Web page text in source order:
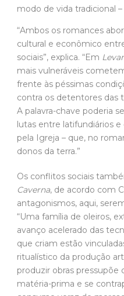
frente às péssimas
A palavra-chave poderia
lutas entre latifundiários e
pela Igreja – que, no
donos da terra.”
Os conflitos sociais
Caverna, de acordo com
antagonismos, aqui,
“Uma família de oleiros,
avanço acelerado das
ritualístico da produção
produzir obras pressupõe
matéria-prima e se
consumo voraz de
No cerne de ambos os
do homem pela terra e a
produção e controle, que
de conceber o mundo,
trabalhar”, reflete o